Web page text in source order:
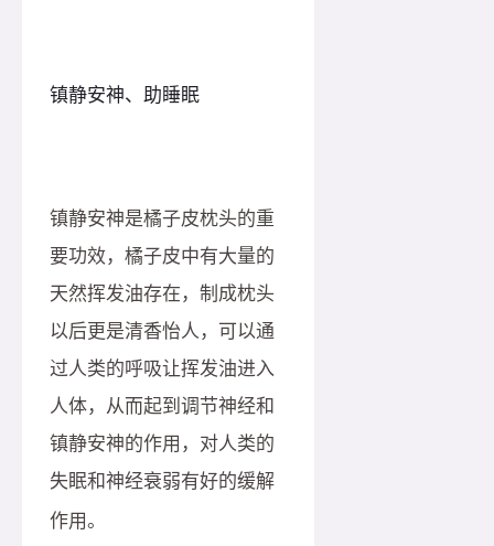
镇静安神、助睡眠
镇静安神是橘子皮枕头的重
要功效，橘子皮中有大量的
天然挥发油存在，制成枕头
以后更是清香怡人，可以通
过人类的呼吸让挥发油进入
人体，从而起到调节神经和
镇静安神的作用，对人类的
失眠和神经衰弱有好的缓解
作用。